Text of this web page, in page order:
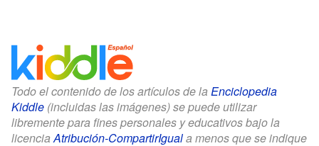
Todo el contenido de los artículos de la Enciclopedia
Kiddle (incluidas las imágenes) se puede utilizar
libremente para fines personales y educativos bajo la
licenciaAtribución-CompartirIguala menos que se indique